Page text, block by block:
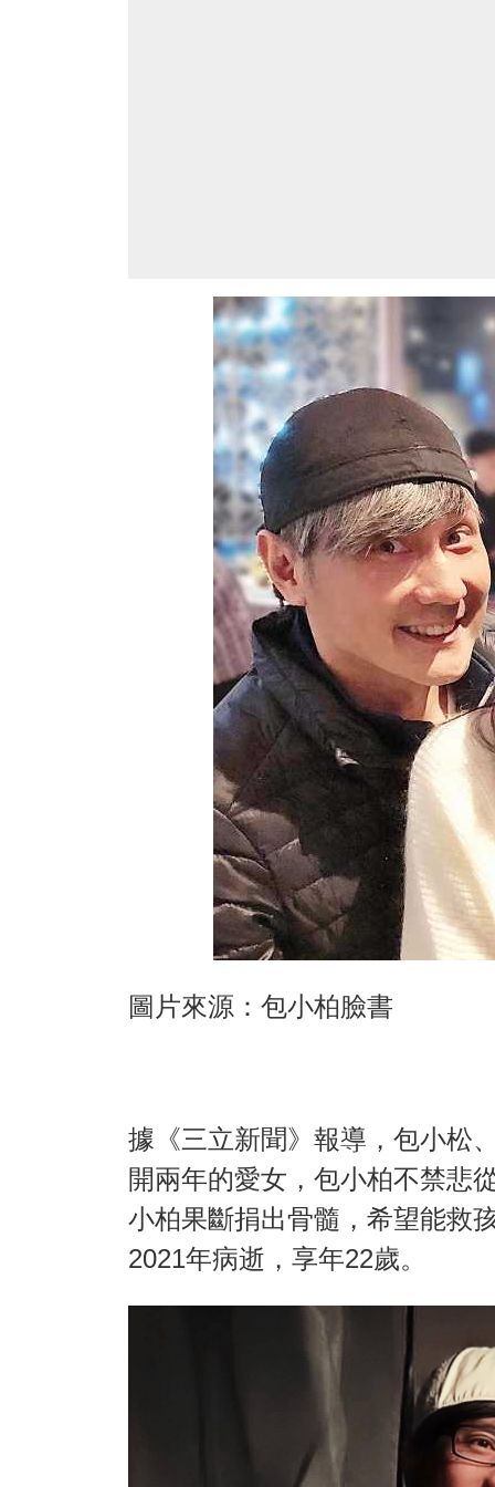
圖片來源：包小柏臉書
據《三立新聞》報導，包小松
開兩年的愛女，包小柏不禁悲
小柏果斷捐出骨髓，希望能救
2021年病逝，享年22歲。